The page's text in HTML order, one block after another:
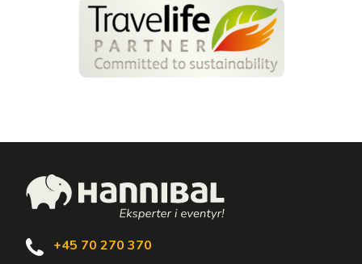
+45 70 270 370